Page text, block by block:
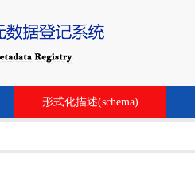
形式化描述(schema)